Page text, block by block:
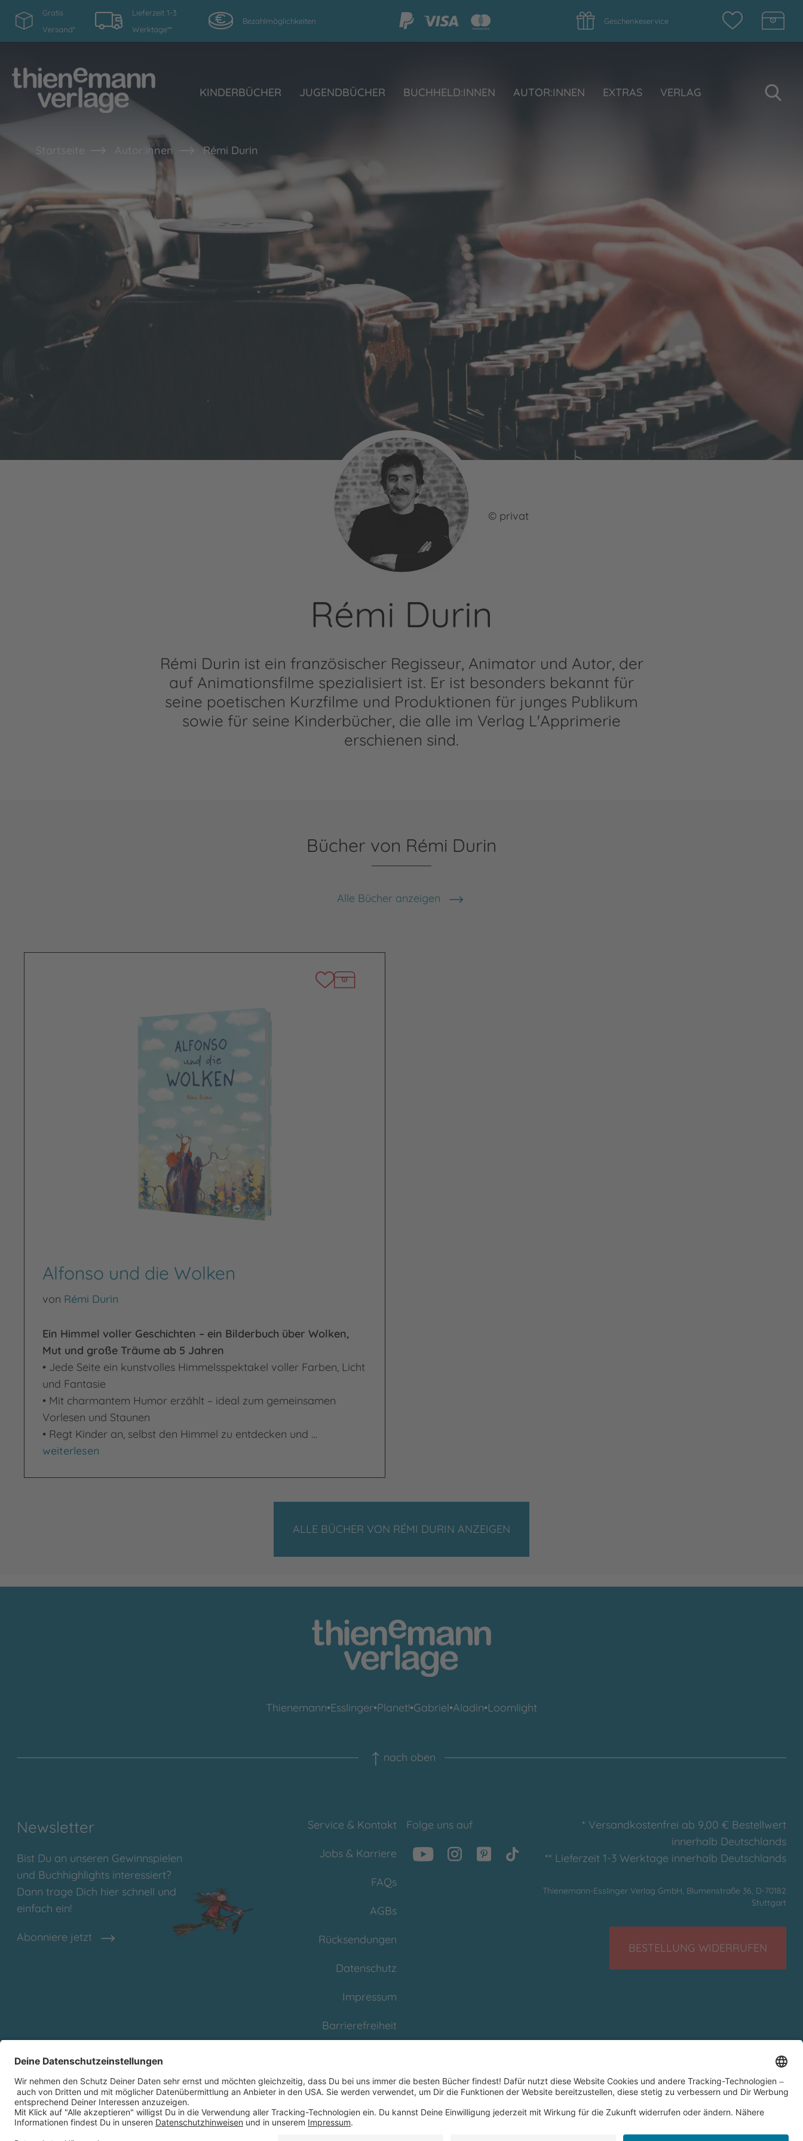
Gratis
Versand*
Lieferzeit 1-3
Werktage**
Bezahlmöglichkeiten Geschenkeservice
KINDERBÜCHER JUGENDBÜCHER BUCHHELD:INNEN AUTOR:INNEN EXTRAS VERLAG
Startseite Autor:innen Rémi Durin
© privat
Rémi Durin
Rémi Durin ist ein französischer Regisseur, Animator und Autor, der
auf Animationsfilme spezialisiert ist. Er ist besonders bekannt für
seine poetischen Kurzfilme und Produktionen für junges Publikum
sowie für seine Kinderbücher, die alle im Verlag L'Apprimerie
erschienen sind.
Bücher von Rémi Durin
Alle Bücher anzeigen
Alfonso und die Wolken
von Rémi Durin
Ein Himmel voller Geschichten – ein Bilderbuch über Wolken,
Mut und große Träume ab 5 Jahren
• Jede Seite ein kunstvolles Himmelsspektakel voller Farben, Licht
und Fantasie
• Mit charmantem Humor erzählt – ideal zum gemeinsamen
Vorlesen und Staunen
• Regt Kinder an, selbst den Himmel zu entdecken und …
Alfonso und die Wolken
weiterlesen
ALLE BÜCHER VON RÉMI DURIN ANZEIGEN
Thienemann•Esslinger•Planet!•Gabriel•Aladin•Loomlight
nach oben
Newsletter
Bist Du an unseren Gewinnspielen
und Buchhighlights interessiert?
Dann trage Dich hier schnell und
einfach ein!
Abonniere jetzt
Service & Kontakt
Jobs & Karriere
FAQs
AGBs
Rücksendungen
Datenschutz
Impressum
Barrierefreiheit
Partnerprogramm
(Affiliate)
Folge uns auf
* Versandkostenfrei ab 9,00 € Bestellwert
innerhalb Deutschlands
** Lieferzeit 1-3 Werktage innerhalb Deutschlands
Thienemann-Esslinger Verlag GmbH, Blumenstraße 36, D-70182
Stuttgart
BESTELLUNG WIDERRUFEN